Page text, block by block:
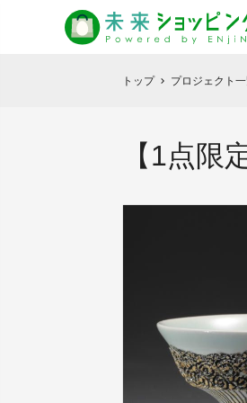
トップ chevron_right プロジェクト
【1点限